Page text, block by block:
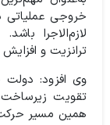
خروجی عملیاتی
لازم‌الاجرا
ترانزیت و
وی افزود: دولت
تقویت
همین مسیر